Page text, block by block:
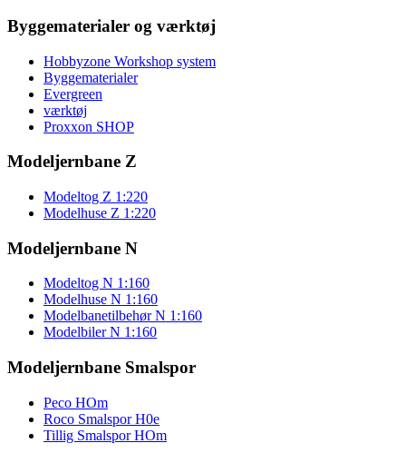
Byggematerialer og værktøj
Hobbyzone Workshop system
Byggematerialer
Evergreen
værktøj
Proxxon SHOP
Modeljernbane Z
Modeltog Z 1:220
Modelhuse Z 1:220
Modeljernbane N
Modeltog N 1:160
Modelhuse N 1:160
Modelbanetilbehør N 1:160
Modelbiler N 1:160
Modeljernbane Smalspor
Peco HOm
Roco Smalspor H0e
Tillig Smalspor HOm